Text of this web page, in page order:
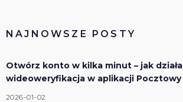
NAJNOWSZE POSTY
Otwórz konto w kilka minut – jak działa
wideoweryfikacja w aplikacji Pocztowy
2026-01-02